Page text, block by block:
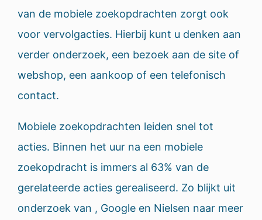
van de mobiele zoekopdrachten zorgt ook
voor vervolgacties. Hierbij kunt u denken aan
verder onderzoek, een bezoek aan de site of
webshop, een aankoop of een telefonisch
contact.
Mobiele zoekopdrachten leiden snel tot
acties. Binnen het uur na een mobiele
zoekopdracht is immers al 63% van de
gerelateerde acties gerealiseerd. Zo blijkt uit
onderzoek van , Google en Nielsen naar meer